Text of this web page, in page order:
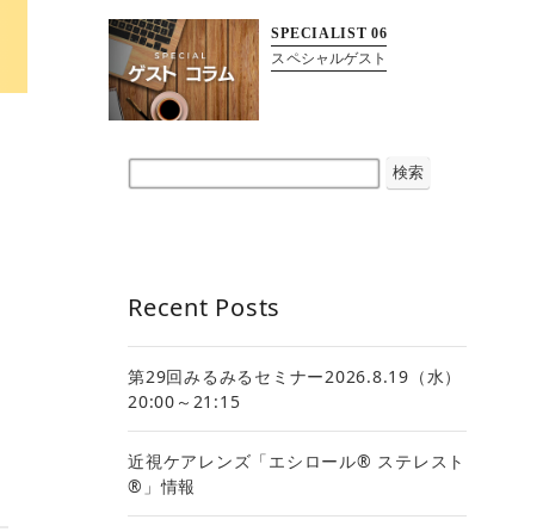
SPECIALIST 06
スペシャルゲスト
検索
Recent Posts
第29回みるみるセミナー2026.8.19（水）
20:00～21:15
近視ケアレンズ「エシロール® ステレスト
®」情報